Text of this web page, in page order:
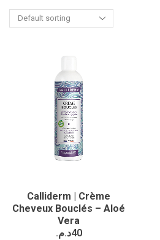
Calliderm | Crème
Cheveux Bouclés – Aloé
Vera
40د.م.